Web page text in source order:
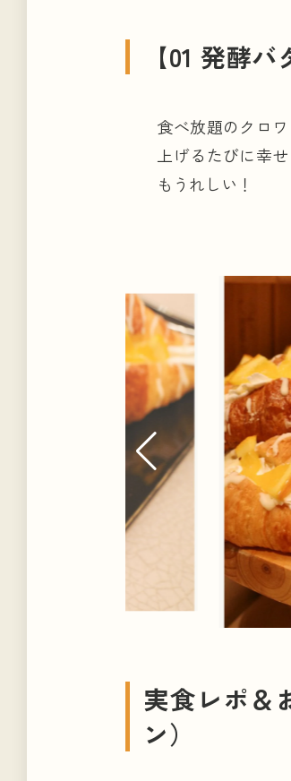
【01 発酵
食べ放題のクロ
上げるたびに幸
もうれしい！
実食レポ＆
ン）